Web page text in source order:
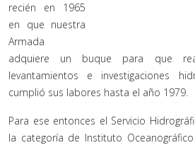
recién en 1965
en que nuestra
Armada
adquiere un buque para que
levantamientos e investigaciones
cumplió sus labores hasta el año 1979.
Para ese entonces el Servicio
la categoría de Instituto